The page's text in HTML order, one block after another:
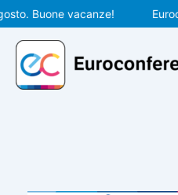
Vai
al
contenuto
Buone vacanze!